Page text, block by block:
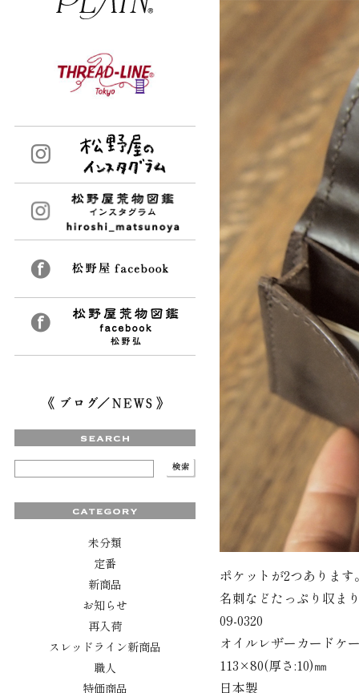
未分類
定番
新商品
お知らせ
再入荷
スレッドライン新商品
職人
特価商品
ポケットが2つあります
名刺などたっぷり収ま
09-0320
オイルレザーカードケ
113×80(厚さ:10)㎜
日本製